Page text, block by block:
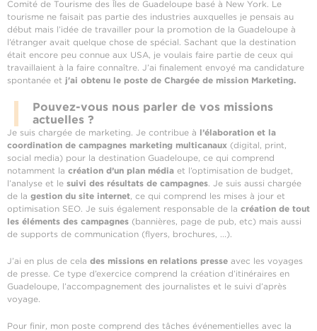
Comité de Tourisme des Îles de Guadeloupe basé à New York. Le
tourisme ne faisait pas partie des industries auxquelles je pensais au
début mais l’idée de travailler pour la promotion de la Guadeloupe à
l’étranger avait quelque chose de spécial. Sachant que la destination
était encore peu connue aux USA, je voulais faire partie de ceux qui
travaillaient à la faire connaître. J’ai finalement envoyé ma candidature
spontanée et j'ai obtenu le poste de Chargée de mission Marketing.
Pouvez-vous nous parler de vos missions
actuelles ?
Je suis chargée de marketing. Je contribue à l’élaboration et la
coordination de campagnes marketing multicanaux (digital, print,
social media) pour la destination Guadeloupe, ce qui comprend
notamment la création d’un plan média et l’optimisation de budget,
l’analyse et le suivi des résultats de campagnes. Je suis aussi chargée
de la gestion du site internet, ce qui comprend les mises à jour et
optimisation SEO. Je suis également responsable de la création de tout
les éléments des campagnes (bannières, page de pub, etc) mais aussi
de supports de communication (flyers, brochures, ...).
J’ai en plus de cela des missions en relations presse avec les voyages
de presse. Ce type d’exercice comprend la création d’itinéraires en
Guadeloupe, l’accompagnement des journalistes et le suivi d’après
voyage.
Pour finir, mon poste comprend des tâches événementielles avec la